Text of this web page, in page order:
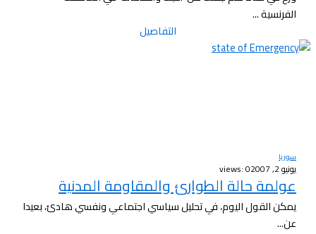
الفرنسية ...
التفاصيل
سوريا
يونيو 2, 2007 views: 0
عولمة حالة الطوارئ والمقاومة المدنية
يمكن القول اليوم، في تحليل سياسي اجتماعي ونفسي هادئ، بعيدا
عن...